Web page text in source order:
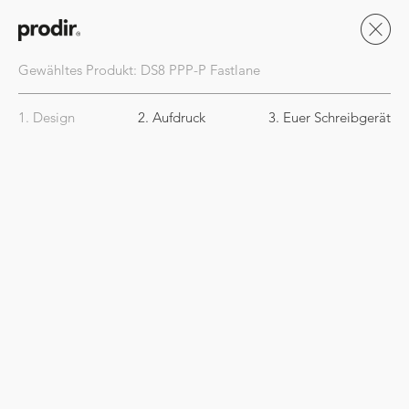
Gewähltes Produkt: DS8 PPP-P Fastlane
1. Design 2. Aufdruck 3. Euer Schreibgerät